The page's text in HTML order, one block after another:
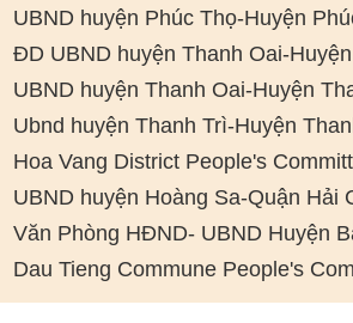
UBND huyện Phúc Thọ-Huyện
ĐD UBND huyện Thanh Oai-
UBND huyện Thanh Oai-Huyện
Ubnd huyện Thanh Trì-Huyện
Hoa Vang District People's
UBND huyện Hoàng Sa-Quận Hải
Văn Phòng HĐND- UBND Huyện
Dau Tieng Commune People's